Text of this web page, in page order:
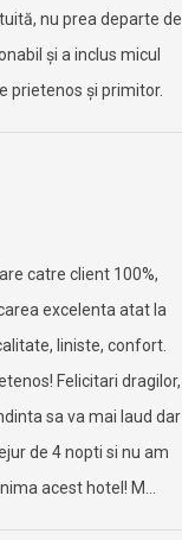
nu prea departe de
și a inclus micul
prietenos și primitor.
catre client 100%,
excelenta atat la
liniste, confort.
Felicitari dragilor,
sa va mai laud dar
de 4 nopti si nu am
acest hotel! M…